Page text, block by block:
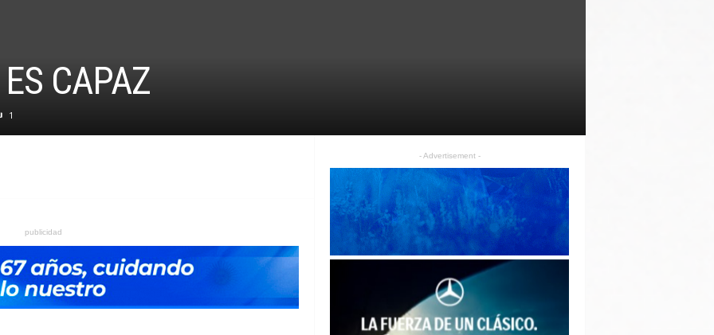
CAPAZ
1
publicidad
- Advertisement -